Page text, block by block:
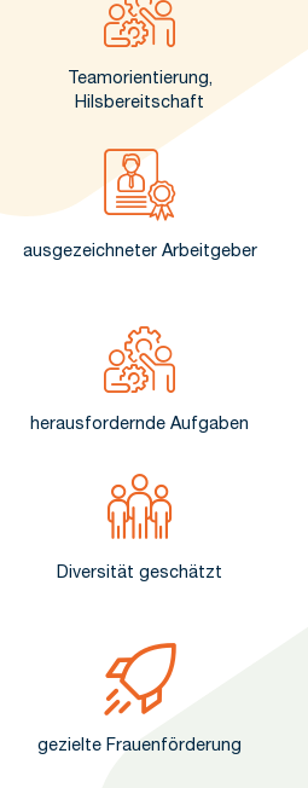
Teamorientierung,
Hilsbereitschaft
ausgezeichneter Arbeitgeber
herausfordernde Aufgaben
Diversität geschätzt
gezielte Frauenförderung